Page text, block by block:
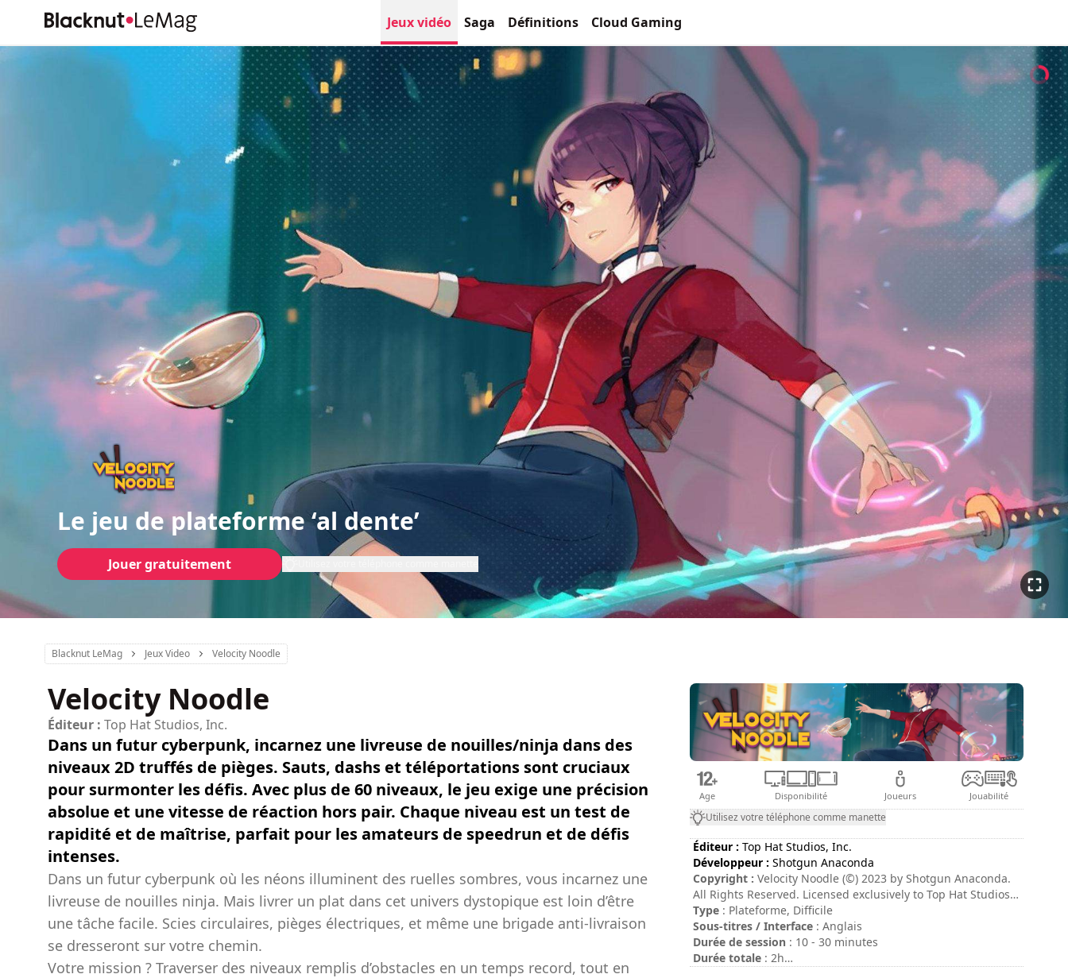
Jeux vidéo Saga Définitions Cloud Gaming
Le jeu de plateforme ‘al dente’
Jouer gratuitement
Blacknut LeMag Jeux Video Velocity Noodle
Velocity Noodle
Éditeur : Top Hat Studios, Inc.
Dans un futur cyberpunk, incarnez une livreuse de nouilles/ninja dans des
niveaux 2D truffés de pièges. Sauts, dashs et téléportations sont cruciaux
pour surmonter les défis. Avec plus de 60 niveaux, le jeu exige une précision
absolue et une vitesse de réaction hors pair. Chaque niveau est un test de
rapidité et de maîtrise, parfait pour les amateurs de speedrun et de défis
intenses.
Dans un futur cyberpunk où les néons illuminent des ruelles sombres, vous incarnez une
livreuse de nouilles ninja. Mais livrer un plat dans cet univers dystopique est loin d’être
une tâche facile. Scies circulaires, pièges électriques, et même une brigade anti-livraison
se dresseront sur votre chemin.
Votre mission ? Traverser des niveaux remplis d’obstacles en un temps record, tout en
Age Disponibilité Joueurs Jouabilité
Utilisez votre téléphone comme manette
Éditeur : Top Hat Studios, Inc.
Développeur : Shotgun Anaconda
Copyright : Velocity Noodle (©) 2023 by Shotgun Anaconda.
All Rights Reserved. Licensed exclusively to Top Hat Studios,
Inc.
Type : Plateforme, Difficile
Sous-titres / Interface : Anglais
Durée de session : 10 - 30 minutes
Durée totale : 2h